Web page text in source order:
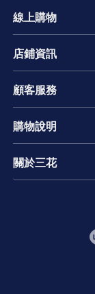
線上購物
店鋪資訊
顧客服務
購物說明
關於三花